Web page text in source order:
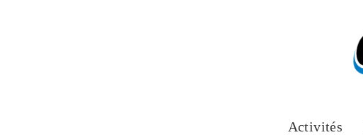
Activités